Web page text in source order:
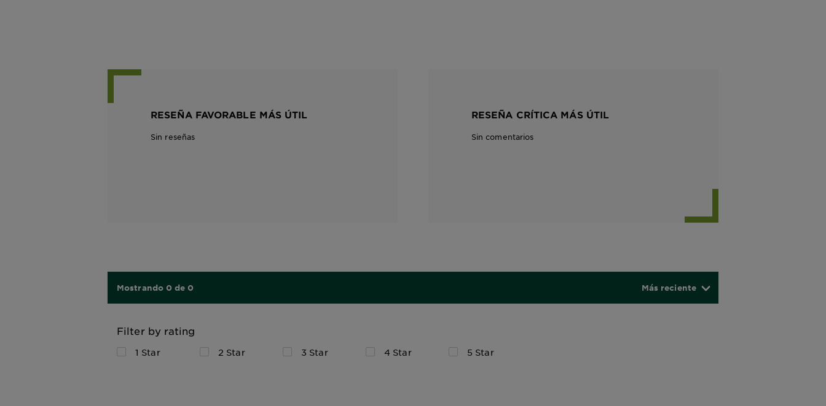
RESEÑA FAVORABLE MÁS ÚTIL
Sin reseñas
RESEÑA CRÍTICA MÁS ÚTIL
Sin comentarios
Mostrando 0 de 0 Más reciente
Filter by rating
1 Star 2 Star 3 Star 4 Star 5 Star